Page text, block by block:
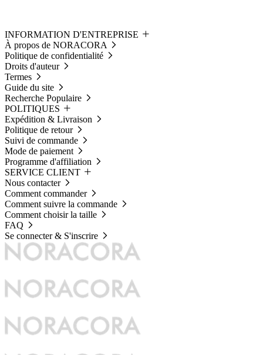
INFORMATION D'ENTREPRISE
À propos de NORACORA
Politique de confidentialité
Droits d'auteur
Termes
Guide du site
Recherche Populaire
POLITIQUES
Expédition & Livraison
Politique de retour
Suivi de commande
Mode de paiement
Programme d'affiliation
SERVICE CLIENT
Nous contacter
Comment commander
Comment suivre la commande
Comment choisir la taille
FAQ
Se connecter & S'inscrire